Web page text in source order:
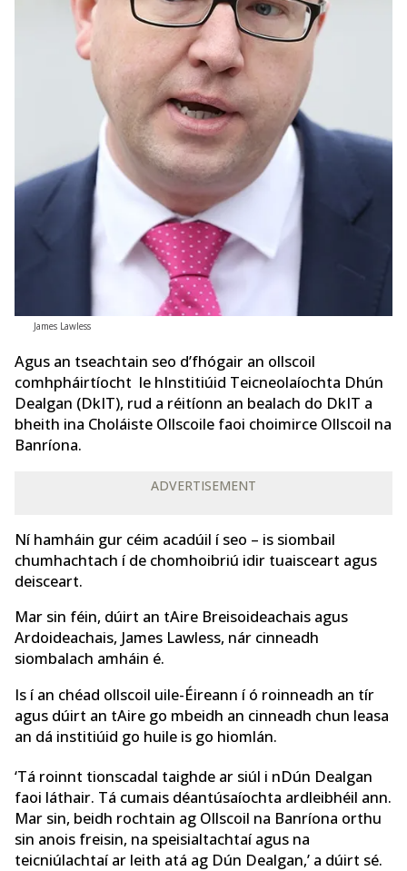
James Lawless
Agus an tseachtain seo d’fhógair an ollscoil
comhpháirtíocht le hInstitiúid Teicneolaíochta Dhún
Dealgan (DkIT), rud a réitíonn an bealach do DkIT a
bheith ina Choláiste Ollscoile faoi choimirce Ollscoil na
Banríona.
ADVERTISEMENT
Ní hamháin gur céim acadúil í seo – is siombail
chumhachtach í de chomhoibriú idir tuaisceart agus
deisceart.
Mar sin féin, dúirt an tAire Breisoideachais agus
Ardoideachais, James Lawless, nár cinneadh
siombalach amháin é.
Is í an chéad ollscoil uile-Éireann í ó roinneadh an tír
agus dúirt an tAire go mbeidh an cinneadh chun leasa
an dá institiúid go huile is go hiomlán.
‘Tá roinnt tionscadal taighde ar siúl i nDún Dealgan
faoi láthair. Tá cumais déantúsaíochta ardleibhéil ann.
Mar sin, beidh rochtain ag Ollscoil na Banríona orthu
sin anois freisin, na speisialtachtaí agus na
teicniúlachtaí ar leith atá ag Dún Dealgan,’ a dúirt sé.